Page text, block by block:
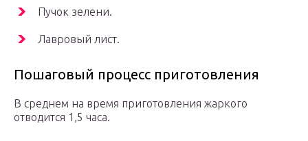
Пучок зелени.
Лавровый лист.
Пошаговый процесс приготовления
В среднем на время приготовления жаркого
отводится 1,5 часа.